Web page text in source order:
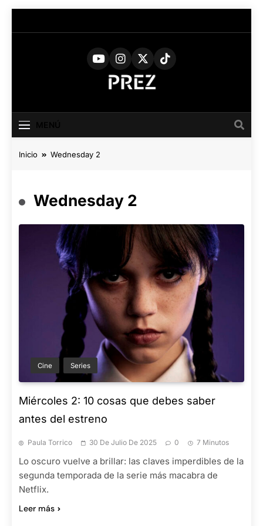
al
PREZ
MAGAZINE
Cultural
Inicio Wednesday 2
Wednesday 2
Cine Series
Miércoles 2: 10 cosas que debes saber
antes del estreno
Paula Torrico 30 De Julio De 2025 0 7 Minutos
Lo oscuro vuelve a brillar: las claves imperdibles de la
segunda temporada de la serie más macabra de
Netflix.
Leer más